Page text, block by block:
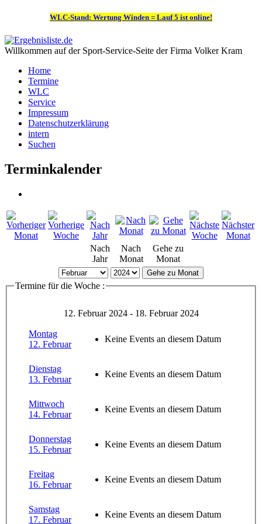
WLC-Stand: Wertung Winden = Lauf 5 ist online!
Willkommen auf der Sport-Service-Seite der Firma Volker Kram
Home
Termine
WLC
Service
Impressum
Datenschutzerklärung
intern
Suchen
Terminkalender
Nach
Jahr
Nach
Monat
Gehe zu
Monat
Gehe zu Monat
Termine für die Woche :
12. Februar 2024 - 18. Februar 2024
Montag
12. Februar
Keine Events an diesem Datum
Dienstag
13. Februar
Keine Events an diesem Datum
Mittwoch
14. Februar
Keine Events an diesem Datum
Donnerstag
15. Februar
Keine Events an diesem Datum
Freitag
16. Februar
Keine Events an diesem Datum
Samstag
17. Februar
Keine Events an diesem Datum